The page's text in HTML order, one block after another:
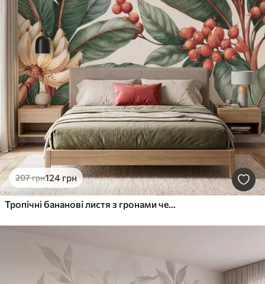
207грн124 грн
Тропічні бананові листя з гронами червоних кавових ягід, у стилі акварелі